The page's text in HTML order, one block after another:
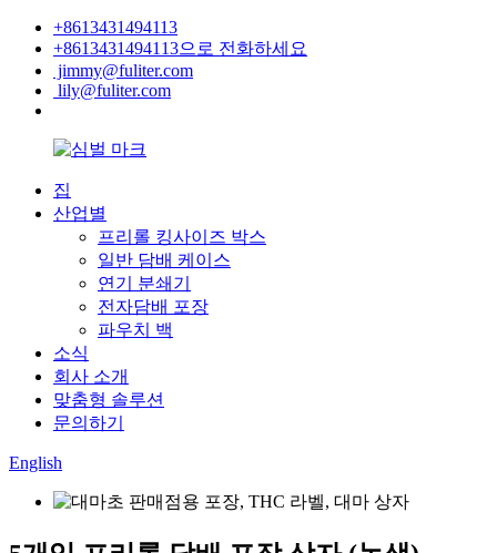
+8613431494113
+8613431494113으로 전화하세요
jimmy@fuliter.com
lily@fuliter.com
집
산업별
프리롤 킹사이즈 박스
일반 담배 케이스
연기 분쇄기
전자담배 포장
파우치 백
소식
회사 소개
맞춤형 솔루션
문의하기
English